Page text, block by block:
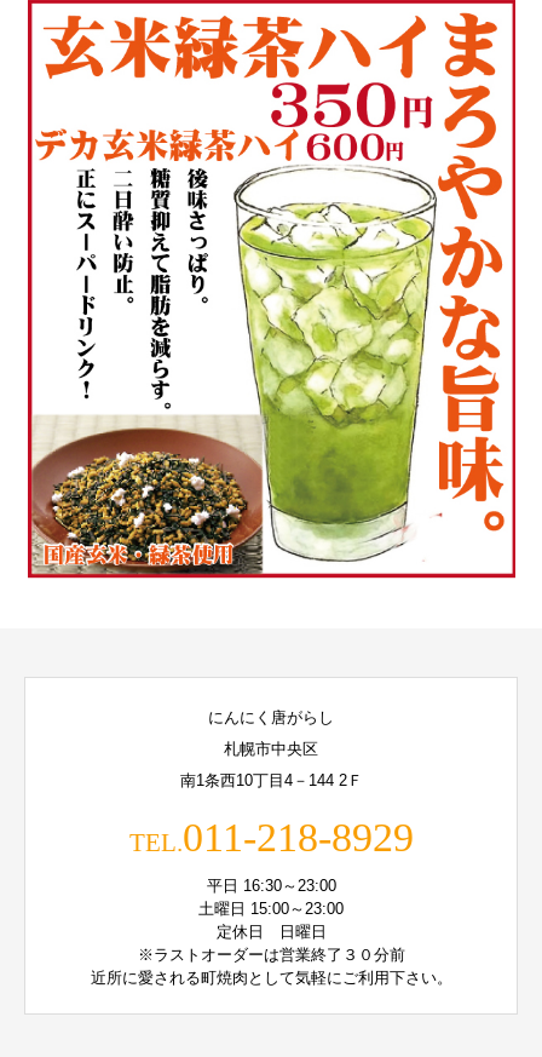
にんにく唐がらし
札幌市中央区
南1条西10丁目4－144 2Ｆ
TEL.011-218-8929
平日 16:30～23:00
土曜日 15:00～23:00
定休日 日曜日
※ラストオーダーは営業終了３０分前
近所に愛される町焼肉として気軽にご利用下さい。